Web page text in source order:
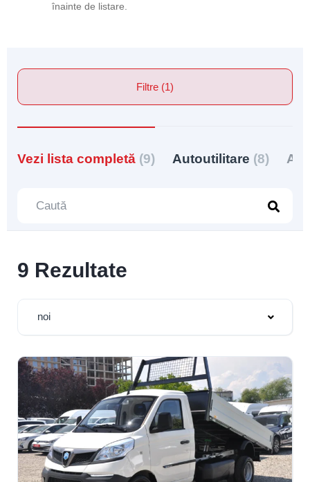
înainte de listare.
Filtre (1)
Vezi lista completă (9) Autoutilitare (8)
9 Rezultate
noi